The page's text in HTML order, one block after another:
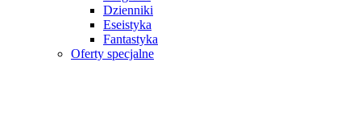
Dzienniki
Eseistyka
Fantastyka
Oferty specjalne